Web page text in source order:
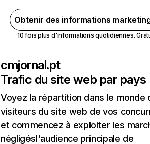
Obtenir des informations
10 fois plus d'informations quotidiennes.
cmjornal.pt
Trafic du site web par pays
Voyez la répartition dans le monde
visiteurs du site web de vos
et commencez à exploiter les
négligésl'audience principale de